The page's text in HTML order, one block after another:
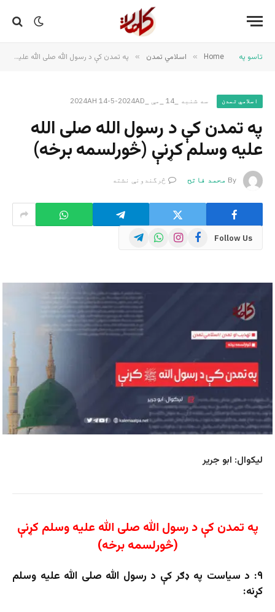
تاسو په Home
» اسلامي تمدن » په تمدن کې د رسول الله صلی الله عليه وسلم کړنې (څورلسمه برخه)
اسلامي تمدن سه شنبه _14 _مې _2024AH 14-5-2024AD
په تمدن کې د رسول الله صلی الله
عليه وسلم کړنې (څورلسمه برخه)
By محمد فاتح څرگندونې نشته
Follow Us
Facebook
Instagram
WhatsApp
Telegram
لیکوال: ابو جریر
په تمدن کې د رسول الله صلی الله عليه وسلم کړنې
(څورلسمه برخه)
۹: د سیاست په ډګر کې د رسول الله صلی الله علیه وسلم
کړنه: